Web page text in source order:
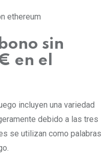
ethereum
sin
en el
incluyen una variedad
debido a las tres
se utilizan como palabras